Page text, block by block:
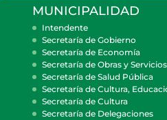
MUNICIPALIDAD
Intendente
Secretaría de Gobierno
Secretaría de Economía
Secretaría de Obras y
Secretaría de Salud Pública
Secretaría de Cultura,
Secretaría de Cultura
Secretaría de Delegaciones